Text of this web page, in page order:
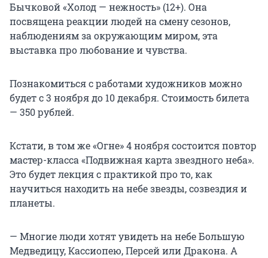
Бычковой «Холод — нежность» (12+). Она
посвящена реакции людей на смену сезонов,
наблюдениям за окружающим миром, эта
выставка про любование и чувства.
Познакомиться с работами художников можно
будет с 3 ноября до 10 декабря. Стоимость билета
— 350 рублей.
Кстати, в том же «Огне» 4 ноября состоится повтор
мастер-класса «Подвижная карта звездного неба».
Это будет лекция с практикой про то, как
научиться находить на небе звезды, созвездия и
планеты.
— Многие люди хотят увидеть на небе Большую
Медведицу, Кассиопею, Персей или Дракона. А